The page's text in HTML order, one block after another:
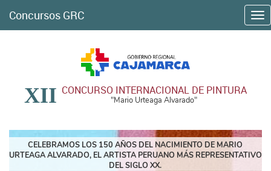
Concursos GRC
XII CONCURSO INTERNACIONAL DE PINTURA
"Mario Urteaga Alvarado"
CELEBRAMOS LOS 150 AÑOS DEL NACIMIENTO DE MARIO
URTEAGA ALVARADO, EL ARTISTA PERUANO MÁS REPRESENTATIVO
DEL SIGLO XX.